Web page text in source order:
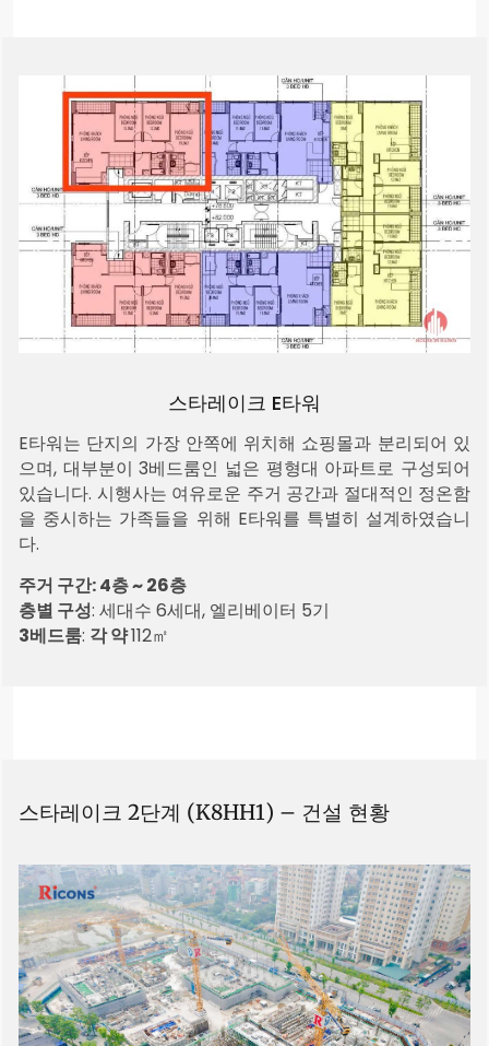
스타레이크 E타워
E타워는 단지의 가장 안쪽에 위치해 쇼핑몰과 분리되어 있
으며, 대부분이 3베드룸인 넓은 평형대 아파트로 구성되어
있습니다. 시행사는 여유로운 주거 공간과 절대적인 정온함
을 중시하는 가족들을 위해 E타워를 특별히 설계하였습니
다.
주거 구간: 4층 ~ 26층
층별 구성: 세대수 6세대, 엘리베이터 5기
3베드룸: 각 약112㎡
스타레이크 2단계 (K8HH1) – 건설 현황